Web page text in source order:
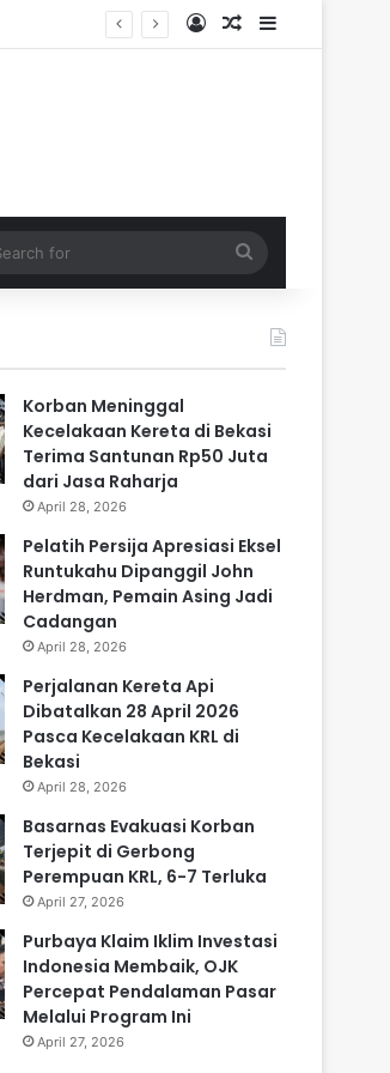
Log InRandom Article
Sidebar
for
Korban Meninggal
Kecelakaan Kereta di Bekasi
Terima Santunan Rp50 Juta
dari Jasa Raharja
April 28, 2026
Pelatih Persija Apresiasi Eksel
Runtukahu Dipanggil John
Herdman, Pemain Asing Jadi
Cadangan
April 28, 2026
Perjalanan Kereta Api
Dibatalkan 28 April 2026
Pasca Kecelakaan KRL di
Bekasi
April 28, 2026
Basarnas Evakuasi Korban
Terjepit di Gerbong
Perempuan KRL, 6-7 Terluka
April 27, 2026
Purbaya Klaim Iklim Investasi
Indonesia Membaik, OJK
Percepat Pendalaman Pasar
Melalui Program Ini
April 27, 2026